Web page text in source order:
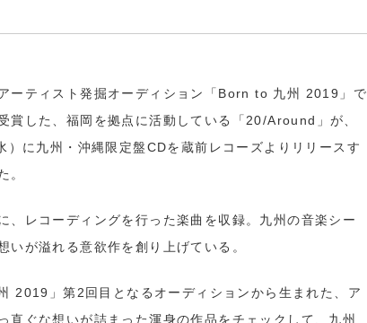
ーティスト発掘オーディション「Born to 九州 2019」で
賞した、福岡を拠点に活動している「20/Around」が、
）に九州・沖縄限定盤CDを蔵前レコーズよりリリースす
。
、レコーディングを行った楽曲を収録。九州の音楽シー
いが溢れる意欲作を創り上げている。
2019」第2回目となるオーディションから生まれた、ア
直ぐな想いが詰まった渾身の作品をチェックして、九州